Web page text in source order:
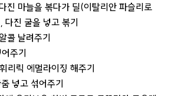
진 마늘을 볶다가 딜(이탈리안 파슬리로
다진 굴을 넣고 볶기
콜 날려주기
주기
리릭 에멀라이징 해주기
넣고 섞어주기